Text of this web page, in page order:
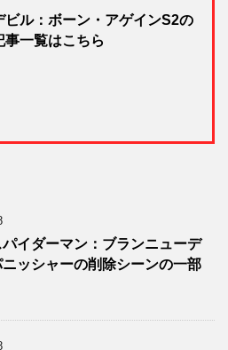
ビル：ボーン・アゲインS2の
事一覧はこちら
パイダーマン：ブランニューデ
ッシャーの削除シーンの一部